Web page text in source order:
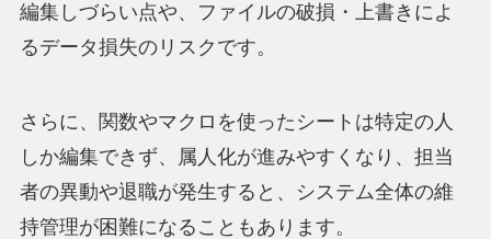
編集しづらい点や、ファイルの破損・上書きによ
るデータ損失のリスクです。
さらに、関数やマクロを使ったシートは特定の人
しか編集できず、属人化が進みやすくなり、担当
者の異動や退職が発生すると、システム全体の維
持管理が困難になることもあります。